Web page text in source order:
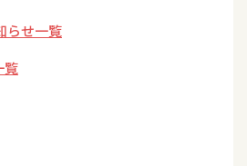
らせ一覧
覧